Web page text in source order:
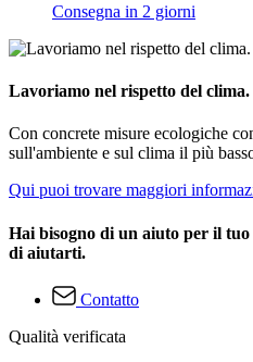
Consegna in 2 giorni
Lavoriamo nel rispetto del clima.
Con concrete misure ecologiche
sull'ambiente e sul clima il più
Qui puoi trovare maggiori
Hai bisogno di un aiuto per il
di aiutarti.
Contatto
Qualità verificata